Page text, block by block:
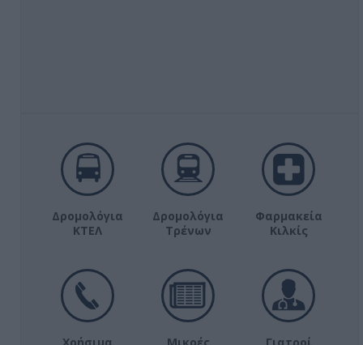
Δρομολόγια
ΚΤΕΛ
Δρομολόγια
Τρένων
Φαρμακεία
Κιλκίς
Χρήσιμα
Μικρές
Γιατροί